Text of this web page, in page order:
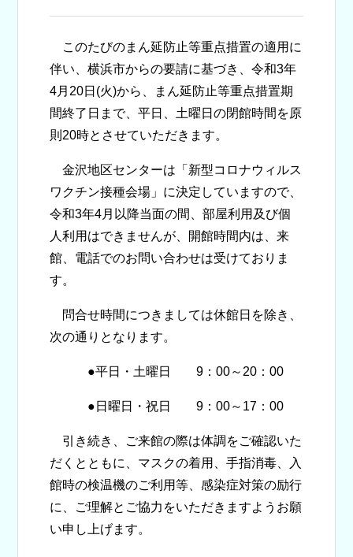
このたびのまん延防止等重点措置の適用に
伴い、横浜市からの要請に基づき、令和3年
4月20日(火)から、まん延防止等重点措置期
間終了日まで、平日、土曜日の閉館時間を原
則20時とさせていただきます。
金沢地区センターは「新型コロナウィルス
ワクチン接種会場」に決定していますので、
令和3年4月以降当面の間、部屋利用及び個
人利用はできませんが、開館時間内は、来
館、電話でのお問い合わせは受けておりま
す。
問合せ時間につきましては休館日を除き、
次の通りとなります。
●平日・土曜日 9：00～20：00
●日曜日・祝日 9：00～17：00
引き続き、ご来館の際は体調をご確認いた
だくとともに、マスクの着用、手指消毒、入
館時の検温機のご利用等、感染症対策の励行
に、ご理解とご協力をいただきますようお願
い申し上げます。